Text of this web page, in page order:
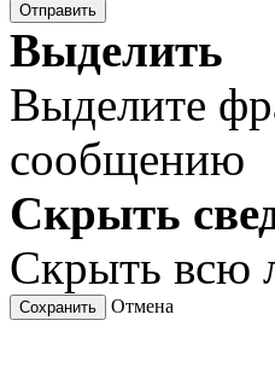
Отправить
Выделить
Выделите
сообщению
Скрыть
Скрыть всю
Сохранить Отмена